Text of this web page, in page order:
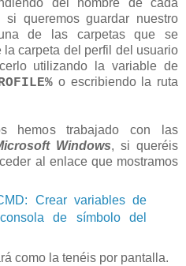
del nombre de cada
si queremos guardar nuestro
de las carpetas que se
carpeta del perfil del usuario
utilizando la variable de
o escribiendo la ruta
hemos trabajado con las
Windows, si queréis
al enlace que mostramos
Crear variables de
de símbolo del
como la tenéis por pantalla.